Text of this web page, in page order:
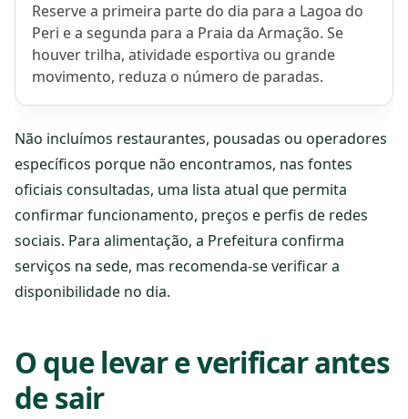
Reserve a primeira parte do dia para a Lagoa do
Peri e a segunda para a Praia da Armação. Se
houver trilha, atividade esportiva ou grande
movimento, reduza o número de paradas.
Não incluímos restaurantes, pousadas ou operadores
específicos porque não encontramos, nas fontes
oficiais consultadas, uma lista atual que permita
confirmar funcionamento, preços e perfis de redes
sociais. Para alimentação, a Prefeitura confirma
serviços na sede, mas recomenda-se verificar a
disponibilidade no dia.
O que levar e verificar antes
de sair